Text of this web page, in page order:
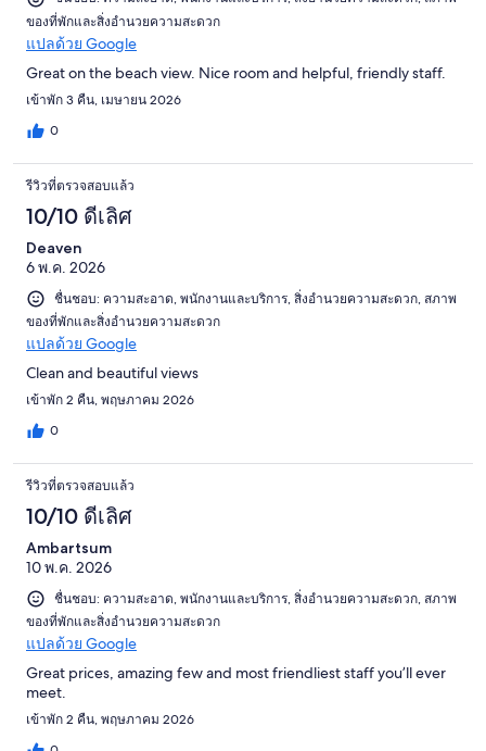
ของที่พักและสิ่งอำนวยความสะดวก
แปลด้วย Google
Great on the beach view. Nice room and helpful, friendly staff.
เข้าพัก 3 คืน, เมษายน 2026
0
รีวิวที่ตรวจสอบแล้ว
10/10 ดีเลิศ
Deaven
6 พ.ค. 2026
ชื่นชอบ: ความสะอาด, พนักงานและบริการ, สิ่งอำนวยความสะดวก, สภาพ
ของที่พักและสิ่งอำนวยความสะดวก
แปลด้วย Google
Clean and beautiful views
เข้าพัก 2 คืน, พฤษภาคม 2026
0
รีวิวที่ตรวจสอบแล้ว
10/10 ดีเลิศ
Ambartsum
10 พ.ค. 2026
ชื่นชอบ: ความสะอาด, พนักงานและบริการ, สิ่งอำนวยความสะดวก, สภาพ
ของที่พักและสิ่งอำนวยความสะดวก
แปลด้วย Google
Great prices, amazing few and most friendliest staff you’ll ever
meet.
เข้าพัก 2 คืน, พฤษภาคม 2026